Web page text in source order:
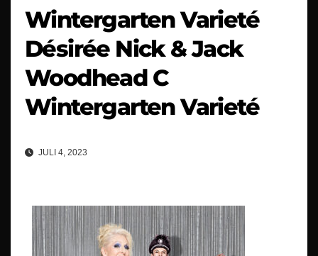
Wintergarten Varieté
Désirée Nick & Jack
Woodhead C
Wintergarten Varieté
JULI 4, 2023